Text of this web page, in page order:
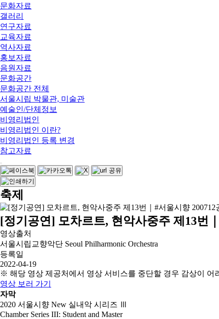
문화자료
갤러리
연구자료
교육자료
역사자료
홍보자료
음원자료
문화공간
문화공간 전체
서울시립 박물관, 미술관
예술인/단체정보
비영리법인
비영리법인 이란?
비영리법인 등록 변경
참고자료
축제
[정기공연] 모차르트, 현악사중주 제13번
영상출처
서울시립교향악단 Seoul Philharmonic Orchestra
등록일
2022-04-19
※ 해당 영상 제공처에서 영상 서비스를 중단할 경우 감상이 어
영상 보러 가기
자막
2020 서울시향 New 실내악 시리즈 Ⅲ
Chamber Series III: Student and Master